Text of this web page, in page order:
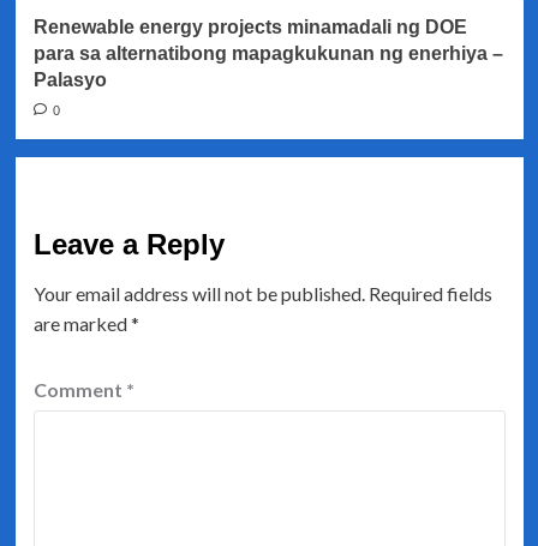
Renewable energy projects minamadali ng DOE
para sa alternatibong mapagkukunan ng enerhiya –
Palasyo
0
Leave a Reply
Your email address will not be published. Required fields
are marked*
Comment *